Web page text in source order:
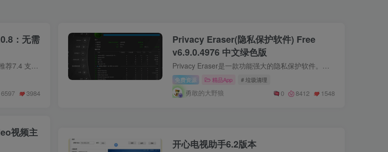
：无需
注意问题：1.不兼容IE浏览器2.php版本推荐7.4 支持7.1~7.43.框架引入不支持同时引入多个播放器json对接教程：1.json接口只支持get请求类型，具体配置方法后台有写自行查看2.json配置默认回源设...
6597 3984
Privacy Eraser(隐私保护软件) Free
v6.9.0.4976 中文绿色版
Privacy Eraser是一款功能强大的隐私保护软件。它可以帮助用户清除计算机上的隐私痕迹，包括浏览历史、cookie、临时文件、剪贴板内容、密码、应用程序使用记录等。此外，Privacy Eraser还可以清...
免费资源 精品App # 垃圾清理
勇敢的大野狼 0 8412 1548
视频主
开心电视助手6.2版本